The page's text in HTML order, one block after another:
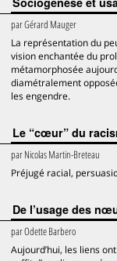
parGérard Mauger
La représentation du
vision enchantée du
métamorphosée
diamétralement
les engendre.
Le “cœur” du
parNicolas Martin-Breteau
Préjugé racial,
De l’usage des
parOdette Barbero
Aujourd’hui, les liens